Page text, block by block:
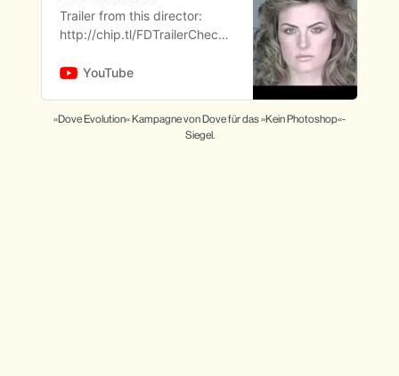
Trailer from this director:
http://chip.tl/FDTrailerCheck
https://www.youtube.com/wa
https://ww…
YouTube
»Dove Evolution« Kampagne von Dove für das »Kein Photoshop«-
Siegel.